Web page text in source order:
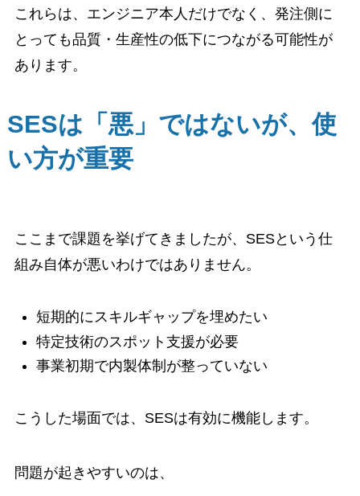
これらは、エンジニア本人だけでなく、発注側に
とっても品質・生産性の低下につながる可能性が
あります。
SESは「悪」ではないが、使
い方が重要
ここまで課題を挙げてきましたが、SESという仕
組み自体が悪いわけではありません。
短期的にスキルギャップを埋めたい
特定技術のスポット支援が必要
事業初期で内製体制が整っていない
こうした場面では、SESは有効に機能します。
問題が起きやすいのは、